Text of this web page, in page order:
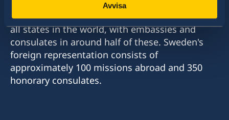
Avvisa
Sweden has diplomatic relations with almost
all states in the world, with embassies and
consulates in around half of these. Sweden's
foreign representation consists of
approximately 100 missions abroad and 350
honorary consulates.